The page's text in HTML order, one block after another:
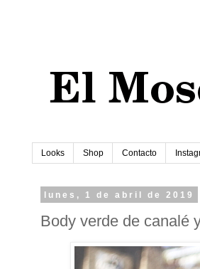
Looks Shop Contacto
lunes, 1 de abril de 2019
Body verde de canalé